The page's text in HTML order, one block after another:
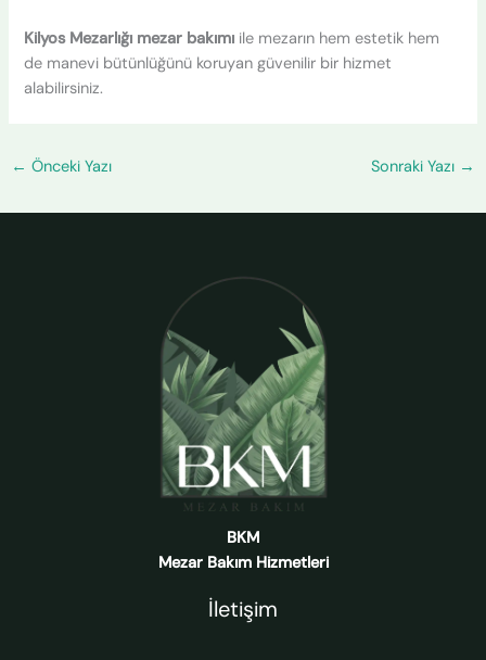
Kilyos Mezarlığı mezar bakımı ile mezarın hem estetik hem
de manevi bütünlüğünü koruyan güvenilir bir hizmet
alabilirsiniz.
← Önceki Yazı Sonraki Yazı →
BKM
Mezar Bakım Hizmetleri
İletişim